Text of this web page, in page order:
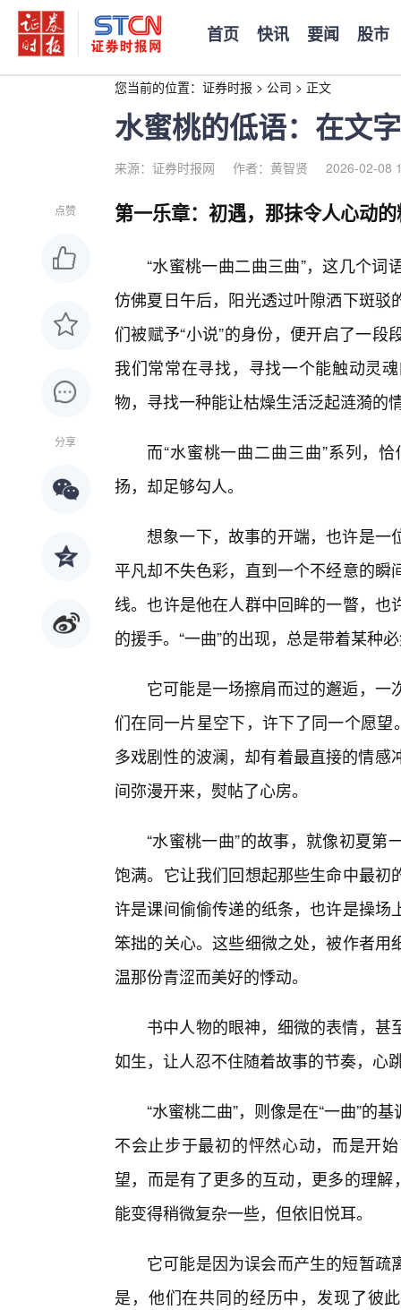
首页 快讯 要闻 股市
您当前的位置： 证券时报 > 公司 > 正文
水蜜桃的低语：在文
来源：证券时报网 作者：黄智贤 2026-02-08
点赞
分享
第一乐章：初遇，那抹令人心动
“水蜜桃一曲二曲三曲”，这几个
仿佛夏日午后，阳光透过叶隙洒下斑
们被赋予“小说”的身份，便开启了一
我们常常在寻找，寻找一个能触动灵
物，寻找一种能让枯燥生活泛起涟漪的
而“水蜜桃一曲二曲三曲”系列，
扬，却足够勾人。
想象一下，故事的开端，也许是一
平凡却不失色彩，直到一个不经意的
线。也许是他在人群中回眸的一瞥，
的援手。“一曲”的出现，总是带着某种
它可能是一场擦肩而过的邂逅，
们在同一片星空下，许下了同一个愿
多戏剧性的波澜，却有着最直接的情
间弥漫开来，熨帖了心房。
“水蜜桃一曲”的故事，就像初夏
饱满。它让我们回想起那些生命中最
许是课间偷偷传递的纸条，也许是操
笨拙的关心。这些细微之处，被作者
温那份青涩而美好的悸动。
书中人物的眼神，细微的表情，
如生，让人忍不住随着故事的节奏，心
“水蜜桃二曲”，则像是在“一曲”的
不会止步于最初的怦然心动，而是开
望，而是有了更多的互动，更多的理
能变得稍微复杂一些，但依旧悦耳。
它可能是因为误会而产生的短暂
是，他们在共同的经历中，发现了彼